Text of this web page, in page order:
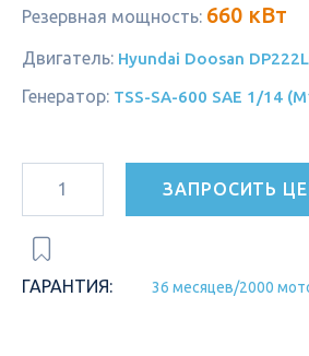
Резервная мощность: 660 кВт
Двигатель: Hyundai Doosan
Генератор: TSS-SA-600 SAE 1/14
ЗАПРОСИТЬ
ГАРАНТИЯ: 36 месяцев/2000